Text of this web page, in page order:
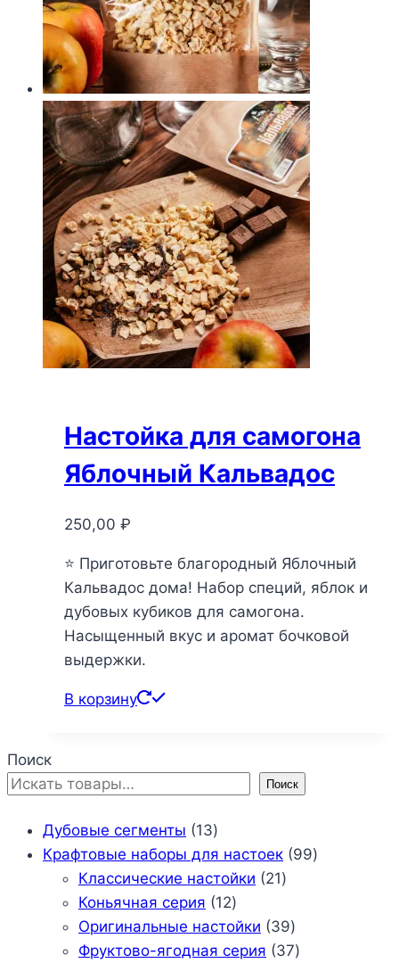
Настойка для самогона
Яблочный Кальвадос
250,00 ₽
⭐ Приготовьте благородный Яблочный
Кальвадос дома! Набор специй, яблок и
дубовых кубиков для самогона.
Насыщенный вкус и аромат бочковой
выдержки.
В корзину
Поиск
Поиск
Дубовые сегменты 1313
товаров
Крафтовые наборы для настоек 9999
Классические настойки 2121
Коньячная серия 1212
товаров
Оригинальные настойки 3939
товаров
Фруктово-ягодная серия 3737